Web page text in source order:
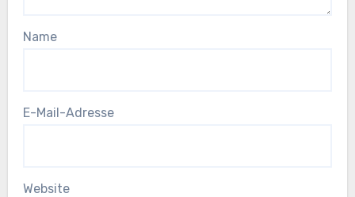
Name
E-Mail-Adresse
Website